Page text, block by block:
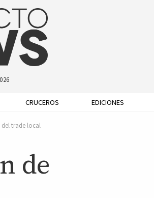
CRUCEROS EDICIONES
del trade local
de